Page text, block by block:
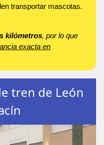
transportar mascotas.
kilómetros, por lo que
exacta en
tren de León